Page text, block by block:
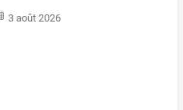
3 août 2026